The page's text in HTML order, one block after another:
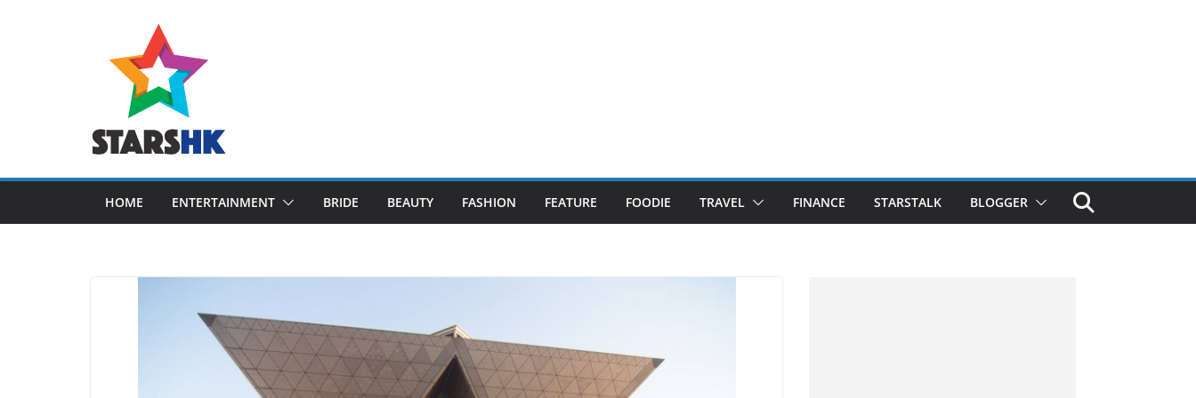
HOME ENTERTAINMENT BRIDE BEAUTY FASHION FEATURE FOODIE TRAVEL FINANCE STARSTALK BLOGGER